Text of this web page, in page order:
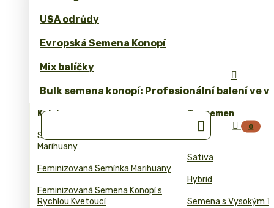
USA odrůdy
Evropská Semena Konopí
Mix balíčky
Bulk semena konopí: Profesionální balení ve
Kolekce
Samonakvetaci Semena
Marihuany
Feminizovaná Semínka Marihuany
Feminizovaná Semena Konopí s
Rychlou Kvetoucí
Typ semen
Indica
Sativa
Hybrid
Semena s Vysokým


 0